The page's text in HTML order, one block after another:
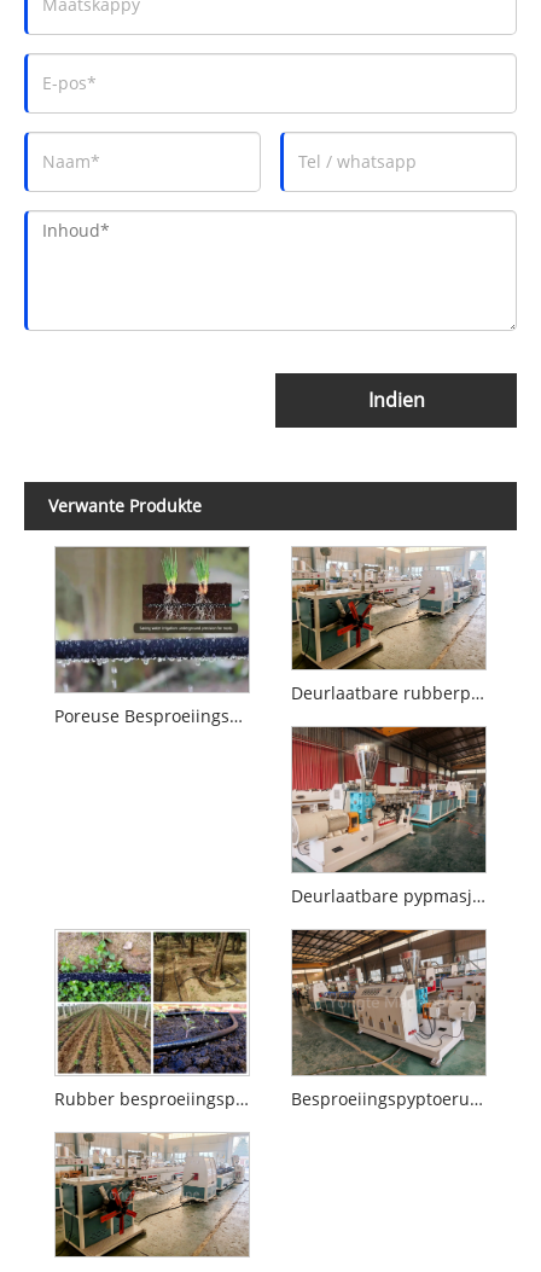
Indien
Verwante Produkte
Poreuse Besproeiingspyp Ekstrusiemasjien
Deurlaatbare rubberpypmaakmasjien
Deurlaatbare pypmasjien
Rubber besproeiingspypmasjien Besproeiingspyptoerusting